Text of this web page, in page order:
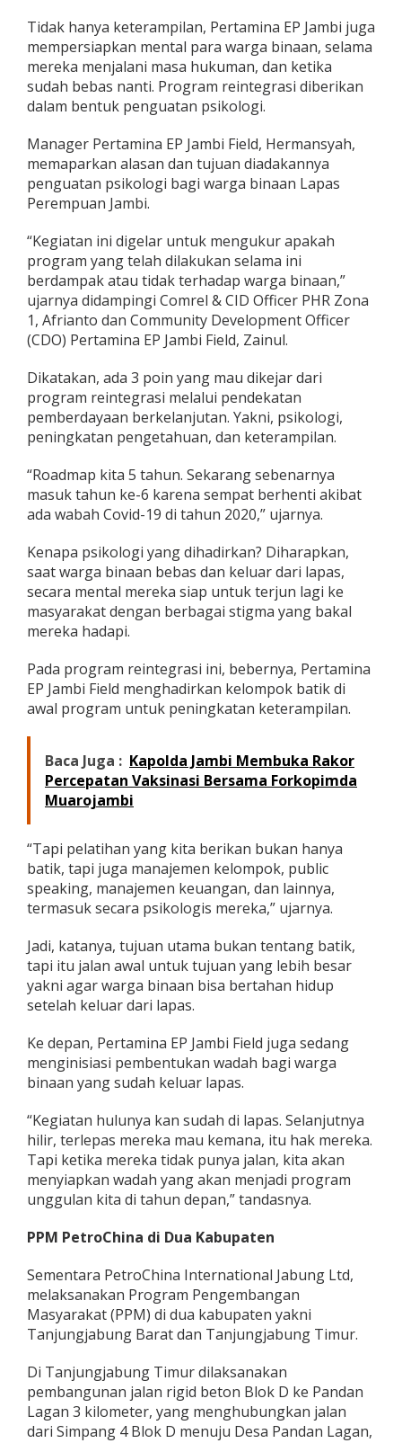
y
a
r
a
k
a
r
o
v
i
s
i
J
a
m
b
i
Tidak hanya keterampilan, Pertamina EP Jambi juga
mempersiapkan mental para warga binaan, selama
mereka menjalani masa hukuman, dan ketika
sudah bebas nanti. Program reintegrasi diberikan
dalam bentuk penguatan psikologi.
Manager Pertamina EP Jambi Field, Hermansyah,
memaparkan alasan dan tujuan diadakannya
penguatan psikologi bagi warga binaan Lapas
Perempuan Jambi.
“Kegiatan ini digelar untuk mengukur apakah
program yang telah dilakukan selama ini
berdampak atau tidak terhadap warga binaan,”
ujarnya didampingi Comrel & CID Officer PHR Zona
1, Afrianto dan Community Development Officer
(CDO) Pertamina EP Jambi Field, Zainul.
Dikatakan, ada 3 poin yang mau dikejar dari
program reintegrasi melalui pendekatan
pemberdayaan berkelanjutan. Yakni, psikologi,
peningkatan pengetahuan, dan keterampilan.
“Roadmap kita 5 tahun. Sekarang sebenarnya
masuk tahun ke-6 karena sempat berhenti akibat
ada wabah Covid-19 di tahun 2020,” ujarnya.
Kenapa psikologi yang dihadirkan? Diharapkan,
saat warga binaan bebas dan keluar dari lapas,
secara mental mereka siap untuk terjun lagi ke
masyarakat dengan berbagai stigma yang bakal
mereka hadapi.
Pada program reintegrasi ini, bebernya, Pertamina
EP Jambi Field menghadirkan kelompok batik di
awal program untuk peningkatan keterampilan.
Baca Juga : Kapolda Jambi Membuka Rakor
Percepatan Vaksinasi Bersama Forkopimda
Muarojambi
“Tapi pelatihan yang kita berikan bukan hanya
batik, tapi juga manajemen kelompok, public
speaking, manajemen keuangan, dan lainnya,
termasuk secara psikologis mereka,” ujarnya.
Jadi, katanya, tujuan utama bukan tentang batik,
tapi itu jalan awal untuk tujuan yang lebih besar
yakni agar warga binaan bisa bertahan hidup
setelah keluar dari lapas.
Ke depan, Pertamina EP Jambi Field juga sedang
menginisiasi pembentukan wadah bagi warga
binaan yang sudah keluar lapas.
“Kegiatan hulunya kan sudah di lapas. Selanjutnya
hilir, terlepas mereka mau kemana, itu hak mereka.
Tapi ketika mereka tidak punya jalan, kita akan
menyiapkan wadah yang akan menjadi program
unggulan kita di tahun depan,” tandasnya.
PPM PetroChina di Dua Kabupaten
Sementara PetroChina International Jabung Ltd,
melaksanakan Program Pengembangan
Masyarakat (PPM) di dua kabupaten yakni
Tanjungjabung Barat dan Tanjungjabung Timur.
Di Tanjungjabung Timur dilaksanakan
pembangunan jalan rigid beton Blok D ke Pandan
Lagan 3 kilometer, yang menghubungkan jalan
dari Simpang 4 Blok D menuju Desa Pandan Lagan,